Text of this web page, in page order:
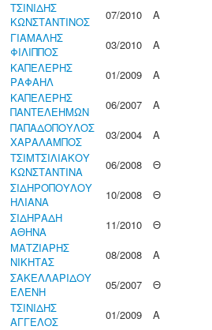
ΤΣΙΝΙΔΗΣ
ΚΩΝΣΤΑΝΤΙΝΟΣ
07/2010
Α
ΓΙΑΜΑΛΗΣ
ΦΙΛΙΠΠΟΣ
03/2010
Α
ΚΑΠΕΛΕΡΗΣ
ΡΑΦΑΗΛ
01/2009
Α
ΚΑΠΕΛΕΡΗΣ
ΠΑΝΤΕΛΕΗΜΩΝ
06/2007
Α
ΠΑΠΑΔΟΠΟΥΛΟΣ
ΧΑΡΑΛΑΜΠΟΣ
03/2004
Α
ΤΣΙΜΤΣΙΛΙΑΚΟΥ
ΚΩΝΣΤΑΝΤΙΝΑ
06/2008
Θ
ΣΙΔΗΡΟΠΟΥΛΟΥ
ΗΛΙΑΝΑ
10/2008
Θ
ΣΙΔΗΡΑΔΗ
ΑΘΗΝΑ
11/2010
Θ
ΜΑΤΖΙΑΡΗΣ
ΝΙΚΗΤΑΣ
08/2008
Α
ΣΑΚΕΛΛΑΡΙΔΟΥ
ΕΛΕΝΗ
05/2007
Θ
ΤΣΙΝΙΔΗΣ
ΑΓΓΕΛΟΣ
01/2009 Α